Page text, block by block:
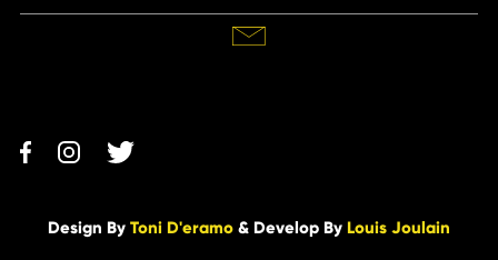
Design By Toni D'eramo & Develop By Louis Joulain